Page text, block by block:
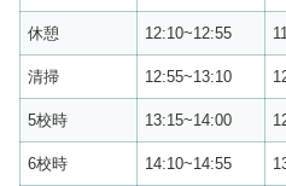
休憩 12:10~12:55
清掃 12:55~13:10
5校時 13:15~14:00
6校時 14:10~14:55